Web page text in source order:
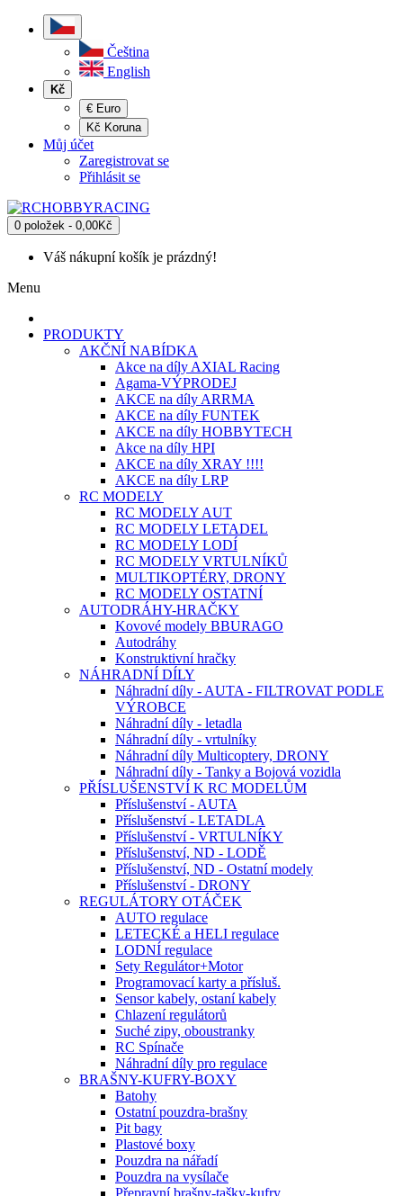
Čeština
English
Kč
€ Euro
Kč Koruna
Můj účet
Zaregistrovat se
Přihlásit se
0 položek - 0,00Kč
Váš nákupní košík je prázdný!
Menu
PRODUKTY
AKČNÍ NABÍDKA
Akce na díly AXIAL Racing
Agama-VÝPRODEJ
AKCE na díly ARRMA
AKCE na díly FUNTEK
AKCE na díly HOBBYTECH
Akce na díly HPI
AKCE na díly XRAY !!!!
AKCE na díly LRP
RC MODELY
RC MODELY AUT
RC MODELY LETADEL
RC MODELY LODÍ
RC MODELY VRTULNÍKŮ
MULTIKOPTÉRY, DRONY
RC MODELY OSTATNÍ
AUTODRÁHY-HRAČKY
Kovové modely BBURAGO
Autodráhy
Konstruktivní hračky
NÁHRADNÍ DÍLY
Náhradní díly - AUTA - FILTROVAT PODLE
VÝROBCE
Náhradní díly - letadla
Náhradní díly - vrtulníky
Náhradní díly Multicoptery, DRONY
Náhradní díly - Tanky a Bojová vozidla
PŘÍSLUŠENSTVÍ K RC MODELŮM
Příslušenství - AUTA
Příslušenství - LETADLA
Příslušenství - VRTULNÍKY
Příslušenství, ND - LODĚ
Příslušenství, ND - Ostatní modely
Příslušenství - DRONY
REGULÁTORY OTÁČEK
AUTO regulace
LETECKÉ a HELI regulace
LODNÍ regulace
Sety Regulátor+Motor
Programovací karty a přísluš.
Sensor kabely, ostaní kabely
Chlazení regulátorů
Suché zipy, oboustranky
RC Spínače
Náhradní díly pro regulace
BRAŠNY-KUFRY-BOXY
Batohy
Ostatní pouzdra-brašny
Pit bagy
Plastové boxy
Pouzdra na nářadí
Pouzdra na vysílače
Přepravní brašny-tašky-kufry